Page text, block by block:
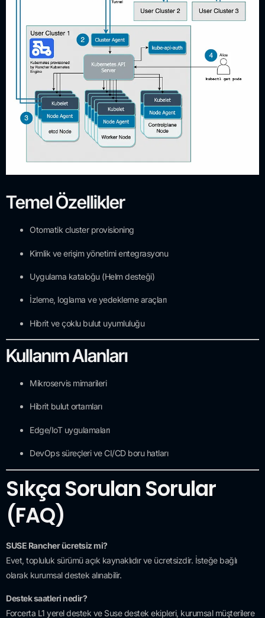
Temel Özellikler
Otomatik cluster provisioning
Kimlik ve erişim yönetimi entegrasyonu
Uygulama kataloğu (Helm desteği)
İzleme, loglama ve yedekleme araçları
Hibrit ve çoklu bulut uyumluluğu
Kullanım Alanları
Mikroservis mimarileri
Hibrit bulut ortamları
Edge/IoT uygulamaları
DevOps süreçleri ve CI/CD boru hatları
Sıkça Sorulan Sorular
(FAQ)
SUSE Rancher ücretsiz mi?
Evet, topluluk sürümü açık kaynaklıdır ve ücretsizdir. İsteğe bağlı
olarak kurumsal destek alınabilir.
Destek saatleri nedir?
Forcerta L1 yerel destek ve Suse destek ekipleri, kurumsal müşterilere